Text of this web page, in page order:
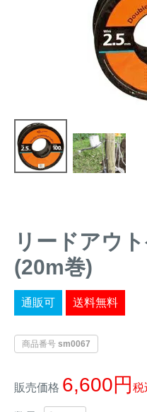
リードアウ
(20m巻)
通販可 送料無料
商品番号 sm0067
販売価格 6,600 税
商品カテ
トレイルカメラ（セン
サーカメラ）
知・遠隔監視）
金網柵（ワイヤーメッシ
ュ柵等）
箱わな（イノシシ・シ
対象動物